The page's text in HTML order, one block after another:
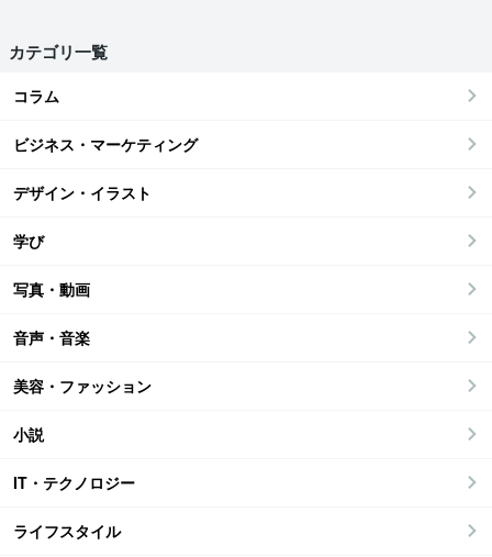
カテゴリ一覧
コラム
ビジネス・マーケティング
デザイン・イラスト
学び
写真・動画
音声・音楽
美容・ファッション
小説
IT・テクノロジー
ライフスタイル